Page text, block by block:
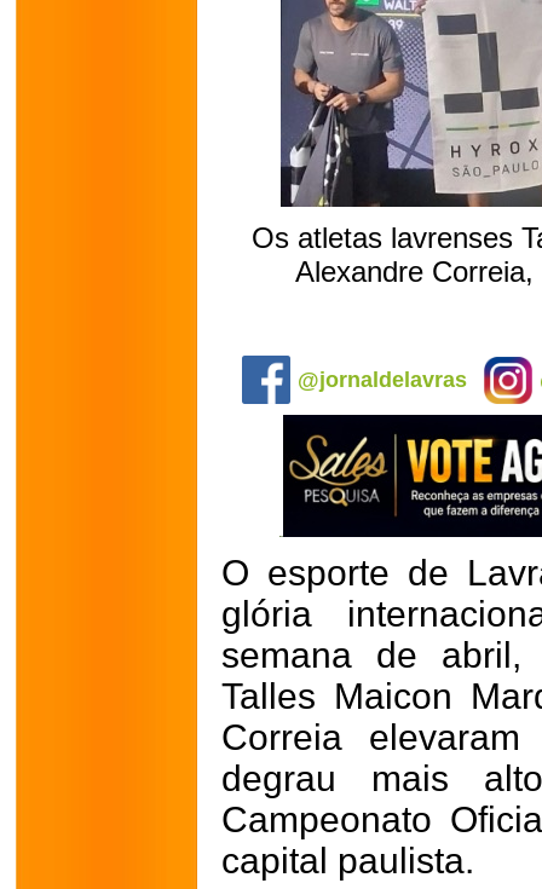
Os atletas lavrenses
Alexandre
@jornaldelavras
O esporte de
glória
semana de
Talles Maicon
Correia
degrau mais
Campeonato
capital paulista.